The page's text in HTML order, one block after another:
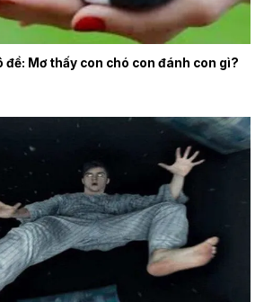
đề: Mơ thấy con chó con đánh con gì?